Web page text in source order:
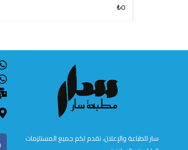
₺0
سار للطباعة والإعلان، نقدم لكم جميع المستلزمات